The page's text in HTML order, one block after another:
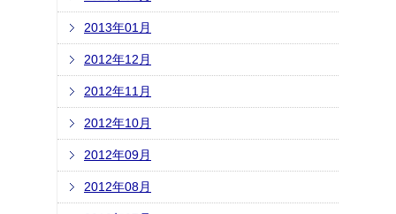
2013年01月
2012年12月
2012年11月
2012年10月
2012年09月
2012年08月